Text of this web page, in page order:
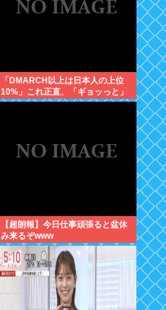
「DMARCH以上は日本人の上位
10%」これ正直、「ギョッっと」
するよなあ…職場でもMARCH同
【超朗報】今日仕事頑張ると盆休
み来るぞwww